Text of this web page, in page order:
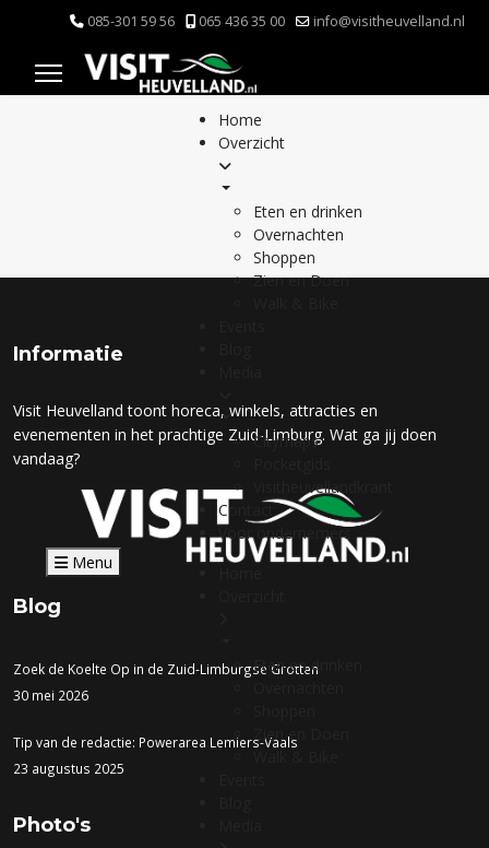
085-301 59 56 065 436 35 00 info@visitheuvelland.nl
Menu
Home
Overzicht
Eten en drinken
Overnachten
Shoppen
Zien en Doen
Citymaps
Visitheuvellandkrant
Contact
Voor ondernemers
Eten en drinken
Zien en Doen
Informatie
Visit Heuvelland toont horeca, winkels, attracties en
evenementen in het prachtige Zuid-Limburg. Wat ga jij doen
vandaag?
Blog
Zoek de Koelte Op in de Zuid-Limburgse Grotten
30 mei 2026
Tip van de redactie: Powerarea Lemiers-Vaals
23 augustus 2025
Photo's